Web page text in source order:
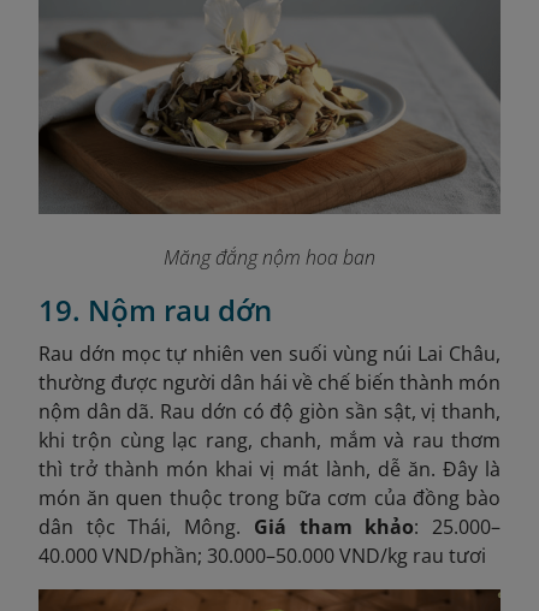
Măng đắng nộm hoa ban
19. Nộm rau dớn
Rau dớn mọc tự nhiên ven suối vùng núi Lai Châu,
thường được người dân hái về chế biến thành món
nộm dân dã. Rau dớn có độ giòn sần sật, vị thanh,
khi trộn cùng lạc rang, chanh, mắm và rau thơm
thì trở thành món khai vị mát lành, dễ ăn. Đây là
món ăn quen thuộc trong bữa cơm của đồng bào
dân tộc Thái, Mông. Giá tham khảo: 25.000–
40.000 VND/phần; 30.000–50.000 VND/kg rau tươi